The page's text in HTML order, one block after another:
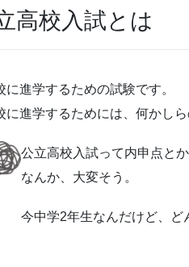
高校入試とは
に進学するための試験です。
に進学するためには、何かし
公立高校入試って内申点とか
なんか、大変そう。
今中学2年生なんだけど、ど